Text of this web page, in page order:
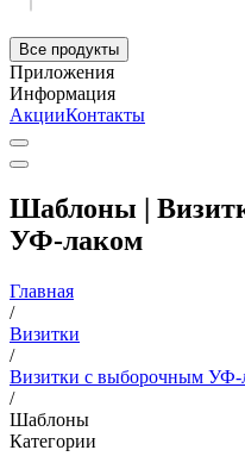
Все продукты
Приложения
Информация
АкцииКонтакты
Шаблоны |
УФ-лаком
Главная
/
Визитки
/
Визитки с выборочным УФ-
/
Шаблоны
Категории